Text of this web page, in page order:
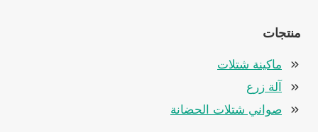
منتجات
ماكينة شتلات
آلة زرع
صواني شتلات الحضانة